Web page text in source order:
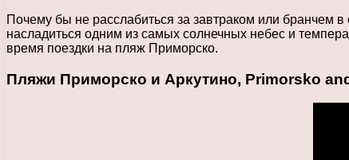
Почему бы не расслабиться за завтраком или бранчем
насладиться одним из самых солнечных небес и
время поездки на пляж Приморско.
Пляжи Приморско и Аркутино, Primorsko